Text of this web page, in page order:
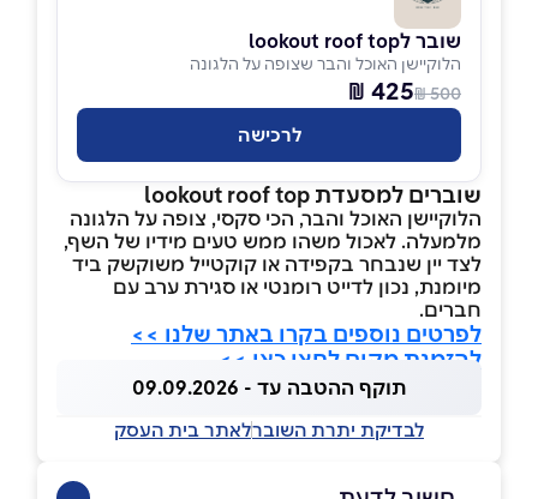
שובר לlookout roof top
הלוקיישן האוכל והבר שצופה על הלגונה
500 ₪
425 ₪
לרכישה
שוברים למסעדת lookout roof top
הלוקיישן האוכל והבר, הכי סקסי, צופה על הלגונה
מלמעלה. לאכול משהו ממש טעים מידיו של השף,
לצד יין שנבחר בקפידה או קוקטייל משוקשק ביד
מיומנת, נכון לדייט רומנטי או סגירת ערב עם
חברים.
לפרטים נוספים בקרו באתר שלנו >>
להזמנת מקום לחצו כאן >>
תוקף ההטבה עד - 09.09.2026
לבדיקת יתרת השוברלאתר בית העסק